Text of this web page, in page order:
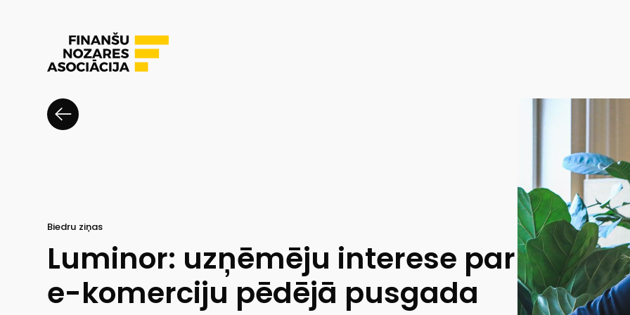
Biedru ziņas
Luminor: uzņēmēju interese par
e-komerciju pēdējā pusgada